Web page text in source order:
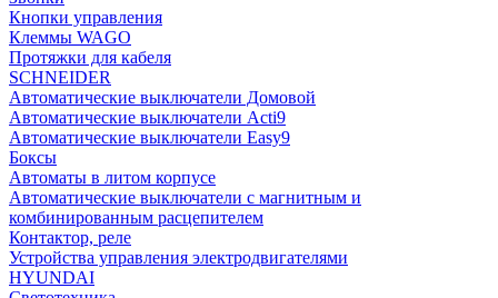
Кнопки управления
Клеммы WAGO
Протяжки для кабеля
SCHNEIDER
Автоматические выключатели Домовой
Автоматические выключатели Acti9
Автоматические выключатели Easy9
Боксы
Автоматы в литом корпусе
Автоматические выключатели с магнитным и
комбинированным расцепителем
Контактор, реле
Устройства управления электродвигателями
HYUNDAI